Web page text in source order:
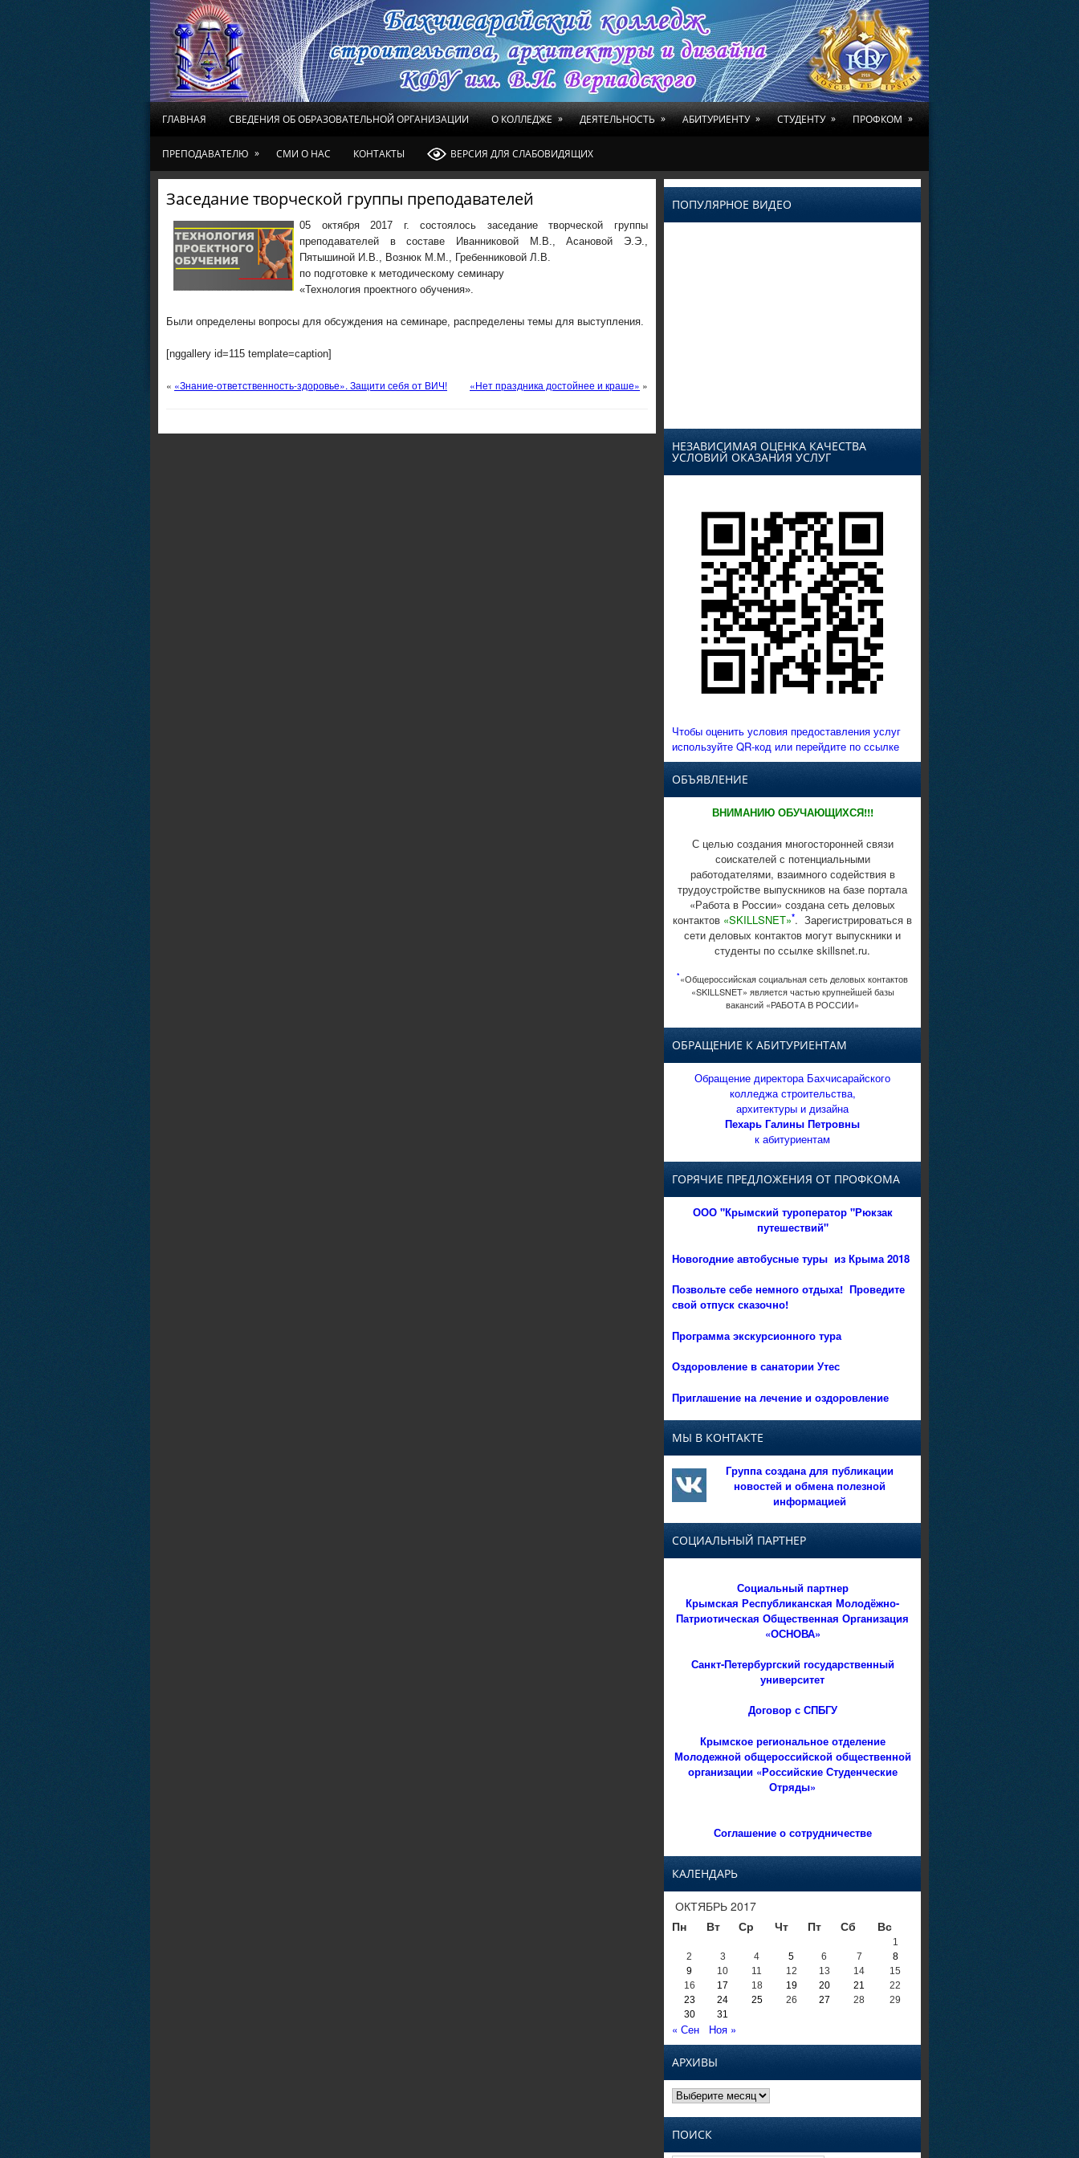
ГЛАВНАЯ СВЕДЕНИЯ ОБ ОБРАЗОВАТЕЛЬНОЙ ОРГАНИЗАЦИИ О КОЛЛЕДЖЕ » ДЕЯТЕЛЬНОСТЬ » АБИТУРИЕНТУ » СТУДЕНТУ » ПРОФКОМ »
ПРЕПОДАВАТЕЛЮ » СМИ О НАС КОНТАКТЫ ВЕРСИЯ ДЛЯ СЛАБОВИДЯЩИХ
Заседание творческой группы преподавателей
05 октября 2017 г. состоялось заседание творческой группы
преподавателей в составе Иванниковой М.В., Асановой Э.Э.,
Пятышиной И.В., Вознюк М.М., Гребенниковой Л.В.
по подготовке к методическому семинару
«Технология проектного обучения».
Были определены вопросы для обсуждения на семинаре, распределены темы для выступления.
[nggallery id=115 template=caption]
« «Знание-ответственность-здоровье». Защити себя от ВИЧ! «Нет праздника достойнее и краше» »
ПОПУЛЯРНОЕ ВИДЕО
НЕЗАВИСИМАЯ ОЦЕНКА КАЧЕСТВА
УСЛОВИЙ ОКАЗАНИЯ УСЛУГ
Чтобы оценить условия предоставления услуг
используйте QR-код или перейдите по ссылке
ОБЪЯВЛЕНИЕ
ВНИМАНИЮ ОБУЧАЮЩИХСЯ!!!
С целью создания многосторонней связи
соискателей с потенциальными
работодателями, взаимного содействия в
трудоустройстве выпускников на базе портала
«Работа в России» создана сеть деловых
контактов «SKILLSNET»*. Зарегистрироваться в
сети деловых контактов могут выпускники и
студенты по ссылке skillsnet.ru.
*«Общероссийская социальная сеть деловых контактов
«SKILLSNET» является частью крупнейшей базы
вакансий «РАБОТА В РОССИИ»
ОБРАЩЕНИЕ К АБИТУРИЕНТАМ
Обращение директора Бахчисарайского
колледжа строительства,
архитектуры и дизайна
Пехарь Галины Петровны
к абитуриентам
ГОРЯЧИЕ ПРЕДЛОЖЕНИЯ ОТ ПРОФКОМА
ООО "Крымский туроператор "Рюкзак
путешествий"
Новогодние автобусные туры из Крыма 2018
Позвольте себе немного отдыха! Проведите
свой отпуск сказочно!
Программа экскурсионного тура
Оздоровление в санатории Утес
Приглашение на лечение и оздоровление
МЫ В КОНТАКТЕ
Группа создана для публикации
новостей и обмена полезной
информацией
СОЦИАЛЬНЫЙ ПАРТНЕР
Социальный партнер
Крымская Республиканская Молодёжно-
Патриотическая Общественная Организация
«ОСНОВА»
Санкт-Петербургский государственный
университет
Договор с СПБГУ
Крымское региональное отделение
Молодежной общероссийской общественной
организации «Российские Студенческие
Отряды»
Соглашение о сотрудничестве
КАЛЕНДАРЬ
ОКТЯБРЬ 2017
Пн
Вт Ср Чт Пт Сб Вс
1
2
3 4 5 6 7
8
9
10 11 12 13 14
15
16
17 18 19 20 21
22
23
24 25 26 27 28
29
30
31
« Сен Ноя »
АРХИВЫ
Архивы
ПОИСК